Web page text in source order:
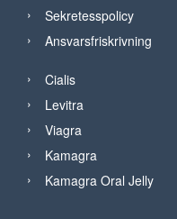
Sekretesspolicy
Ansvarsfriskrivning
Cialis
Levitra
Viagra
Kamagra
Kamagra Oral Jelly